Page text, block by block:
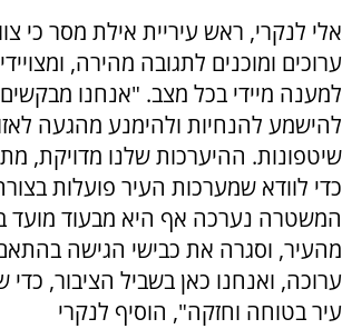
אלי לנקרי, ראש עיריית אילת מסר כי
ערוכים ומוכנים לתגובה מהירה,
למענה מיידי בכל מצב. "אנחנו
להישמע להנחיות ולהימנע מהגעה
שיטפונות. ההיערכות שלנו מדויקת,
כדי לוודא שמערכות העיר פועלות
המשטרה נערכה אף היא מבעוד מועד
מהעיר, וסגרה את כבישי הגישה
ערוכה, ואנחנו כאן בשביל הציבור,
עיר בטוחה וחזקה", הוסיף לנקרי